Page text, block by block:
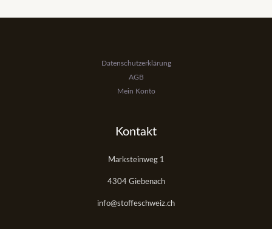
Datenschutzerklärung
AGB
Mein Konto
Kontakt
Marksteinweg 1
4304 Giebenach
info@stoffeschweiz.ch